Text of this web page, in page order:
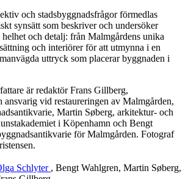
och stadsbyggnadsfrågor förmedlas
synsätt som beskriver och undersöker
och detalj: från Malmgårdens unika
och interiörer för att utmynna i en
uttryck som placerar byggnaden i
är redaktör Frans Gillberg,
ansvarig vid restaureringen av Malmgården,
Martin Søberg, arkitektur- och
i Köpenhamn och Bengt
för Malmgården. Fotograf
Schlyter , Bengt Wahlgren, Martin Søberg,